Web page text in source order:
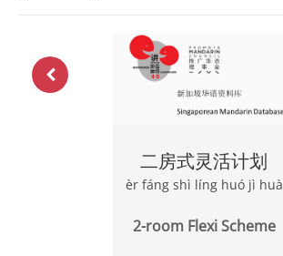
二房式灵活计划
èr fáng shì líng huó jì huà
2-room Flexi Scheme